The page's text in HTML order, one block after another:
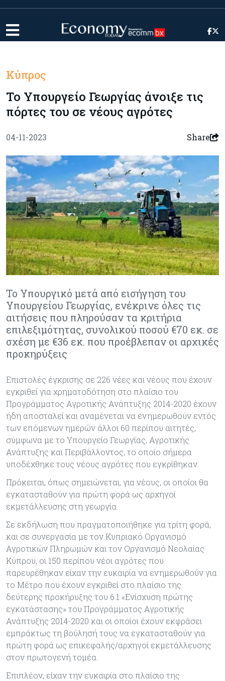
Κύπρος
Το Υπουργείο Γεωργίας άνοιξε τις
πόρτες του σε νέους αγρότες
04-11-2023 Share
Το Υπουργικό μετά από εισήγηση του
Υπουργείου Γεωργίας, ενέκρινε όλες τις
αιτήσεις που πληρούσαν τα κριτήρια
επιλεξιμότητας, συνολικού ποσού €70 εκ. σε
σχέση με €36 εκ. που προέβλεπαν οι αρχικές
προκηρύξεις
Επιστολές έγκρισης σε 226 νέες και νέους που έχουν
εγκριθεί για χρηματοδότηση στο πλαίσιο του
Προγράμματος Αγροτικής Ανάπτυξης 2014-2020 έχουν
ήδη αποσταλεί και αναμένεται να ενημερωθούν εντός
των επόμενων ημερών άλλοι 60 περίπου αιτητές,
σύμφωνα με το Υπουργείο Γεωργίας, Αγροτικής
Ανάπτυξης και Περιβάλλοντος, το οποίο σήμερα
υποδέχθηκε τους νέους αγρότες που εγκρίθηκαν.
Πρόκειται, όπως σημειώνεται, για νέους, οι οποίοι θα
εγκατασταθούν για πρώτη φορά ως αρχηγοί
εκμετάλλευσης στη γεωργία.
Σε εκδήλωση που πραγματοποιήθηκε για τρίτη φορά,
και σε συνεργασία με τον Κυπριακό Οργανισμό
Αγροτικών Πληρωμών και τον Οργανισμό Νεολαίας
Κύπρου, οι 150 περίπου νέοι αγρότες που
παρευρέθηκαν είχαν την ευκαιρία να ενημερωθούν για
το Μέτρο που έχουν εγκριθεί στο πλαίσιο της
δεύτερης προκήρυξης του 6.1 «Ενίσχυση πρώτης
εγκατάστασης» του Προγράμματος Αγροτικής
Ανάπτυξης 2014-2020 και οι οποίοι έχουν εκφράσει
εμπράκτως τη βούλησή τους να εγκατασταθούν για
πρώτη φορά ως επικεφαλής/αρχηγοί εκμετάλλευσης
στον πρωτογενή τομέα.
Επιπλέον, είχαν την ευκαιρία στο πλαίσιο της